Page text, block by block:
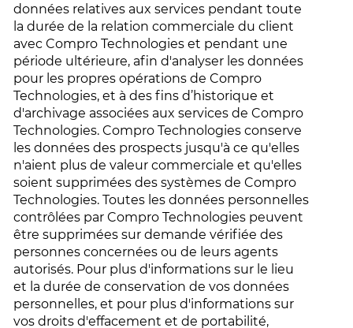
données relatives aux services pendant toute
la durée de la relation commerciale du client
avec Compro Technologies et pendant une
période ultérieure, afin d'analyser les données
pour les propres opérations de Compro
Technologies, et à des fins d’historique et
d'archivage associées aux services de Compro
Technologies. Compro Technologies conserve
les données des prospects jusqu'à ce qu'elles
n'aient plus de valeur commerciale et qu'elles
soient supprimées des systèmes de Compro
Technologies. Toutes les données personnelles
contrôlées par Compro Technologies peuvent
être supprimées sur demande vérifiée des
personnes concernées ou de leurs agents
autorisés. Pour plus d'informations sur le lieu
et la durée de conservation de vos données
personnelles, et pour plus d'informations sur
vos droits d'effacement et de portabilité,